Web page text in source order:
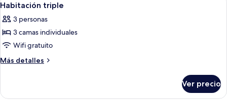
todas
las
fotos
de
Habitación
5
Habitación triple
3 personas
3 camas individuales
Wifi gratuito
Más detalles
Más
triple
Ver precio